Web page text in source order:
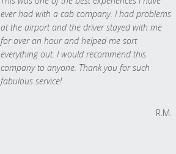
ever had with a cab company. I had problems
at the airport and the driver stayed with me
for over an hour and helped me sort
everything out. I would recommend this
company to anyone. Thank you for such
fabulous service!
R.M.